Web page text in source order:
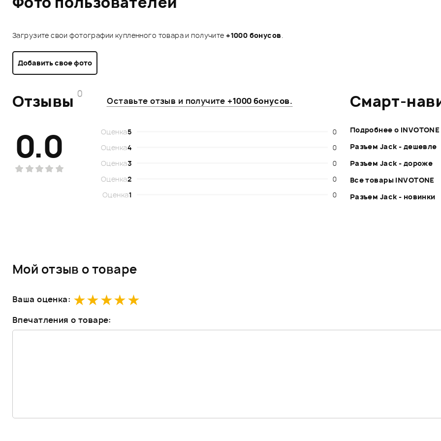
Загрузите свои фотографии купленного товара и получите+1000 бонусов.
Добавить свое фото
Отзывы 0
Оставьте отзыв и получите +1000 бонусов.
0.0 Оценка5
0
Оценка4
0
Оценка3
0
Оценка2
0
Оценка1 0
Смарт-
Подробнее о INVOTONE
Разъем Jack - дешевле
Разъем Jack - дороже
Все товары INVOTONE
Разъем Jack - новинки
Мой отзыв о товаре
Ваша оценка:
Впечатления о товаре: